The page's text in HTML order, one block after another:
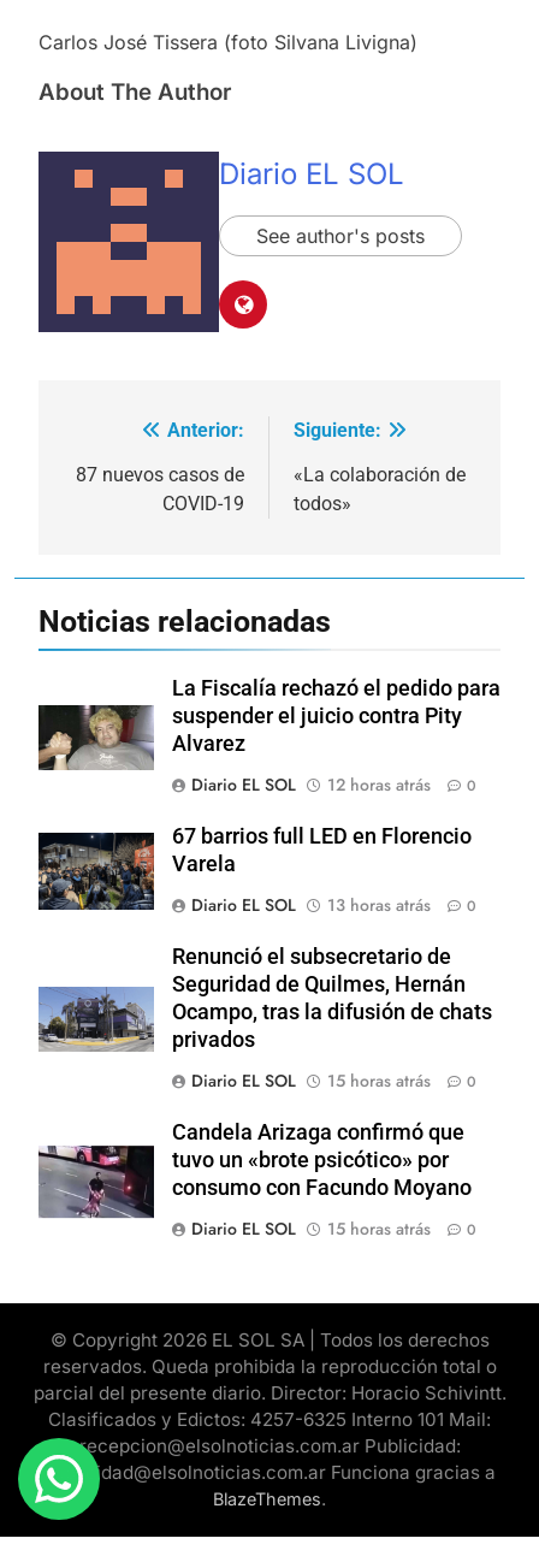
Carlos José Tissera (foto Silvana Livigna)
About The Author
Diario EL SOL
See author's posts
Navegación
de
Anterior:
87 nuevos casos de
COVID-19
Siguiente:
«La colaboración de
todos»
Noticias relacionadas
La Fiscalía rechazó el pedido para
suspender el juicio contra Pity
Alvarez
Diario EL SOL
12 horas atrás 0
67 barrios full LED en Florencio
Varela
Diario EL SOL
13 horas atrás 0
Renunció el subsecretario de
Seguridad de Quilmes, Hernán
Ocampo, tras la difusión de chats
privados
Diario EL SOL
15 horas atrás 0
Candela Arizaga confirmó que
tuvo un «brote psicótico» por
consumo con Facundo Moyano
Diario EL SOL
15 horas atrás 0
© Copyright 2026 EL SOL SA | Todos los derechos
reservados. Queda prohibida la reproducción total o
parcial del presente diario. Director: Horacio Schivintt.
Clasificados y Edictos: 4257-6325 Interno 101 Mail:
recepcion@elsolnoticias.com.ar Publicidad:
publicidad@elsolnoticias.com.ar Funciona gracias a
BlazeThemes.